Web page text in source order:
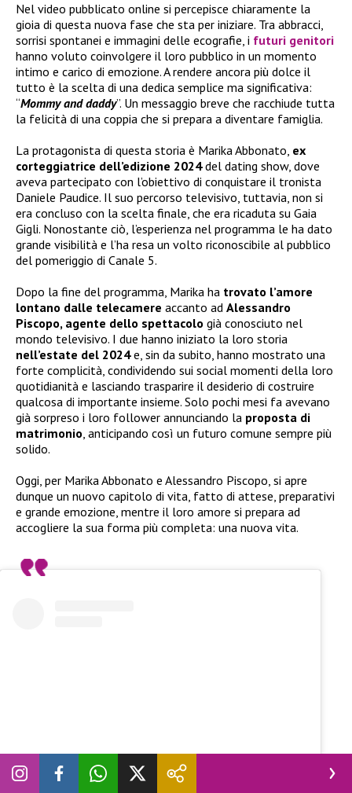
Nel video pubblicato online si percepisce chiaramente la
gioia di questa nuova fase che sta per iniziare. Tra abbracci,
sorrisi spontanei e immagini delle ecografie, i futuri genitori
hanno voluto coinvolgere il loro pubblico in un momento
intimo e carico di emozione. A rendere ancora più dolce il
tutto è la scelta di una dedica semplice ma significativa:
“Mommy and daddy”. Un messaggio breve che racchiude tutta
la felicità di una coppia che si prepara a diventare famiglia.
La protagonista di questa storia è Marika Abbonato, ex
corteggiatrice dell’edizione 2024del dating show, dove
aveva partecipato con l’obiettivo di conquistare il tronista
Daniele Paudice. Il suo percorso televisivo, tuttavia, non si
era concluso con la scelta finale, che era ricaduta su Gaia
Gigli. Nonostante ciò, l’esperienza nel programma le ha dato
grande visibilità e l’ha resa un volto riconoscibile al pubblico
del pomeriggio di Canale 5.
Dopo la fine del programma, Marika ha trovato l’amore
lontano dalle telecamere accanto ad Alessandro
Piscopo, agente dello spettacolo già conosciuto nel
mondo televisivo. I due hanno iniziato la loro storia
nell’estate del 2024e, sin da subito, hanno mostrato una
forte complicità, condividendo sui social momenti della loro
quotidianità e lasciando trasparire il desiderio di costruire
qualcosa di importante insieme. Solo pochi mesi fa avevano
già sorpreso i loro follower annunciando la proposta di
matrimonio, anticipando così un futuro comune sempre più
solido.
Oggi, per Marika Abbonato e Alessandro Piscopo, si apre
dunque un nuovo capitolo di vita, fatto di attese, preparativi
e grande emozione, mentre il loro amore si prepara ad
accogliere la sua forma più completa: una nuova vita.